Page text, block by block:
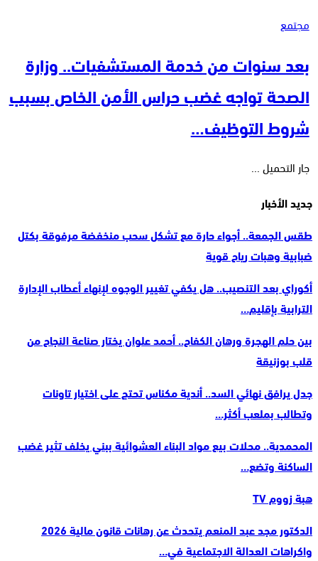
مجتمع
بعد سنوات من خدمة المستشفيات.. وزارة
الصحة تواجه غضب حراس الأمن الخاص بسبب
شروط التوظيف…
جار التحميل ...
جديد الأخبار
طقس الجمعة.. أجواء حارة مع تشكل سحب منخفضة مرفوقة بكتل
ضبابية وهبات رياح قوية
أكوراي بعد التنصيب.. هل يكفي تغيير الوجوه لإنهاء أعطاب الإدارة
الترابية بإقليم…
بين حلم الهجرة ورهان الكفاح.. أحمد علوان يختار صناعة النجاح من
قلب بوزنيقة
جدل يرافق نهائي السد.. أندية مكناس تحتج على اختيار تاونات
وتطالب بملعب أكثر…
المحمدية.. محلات بيع مواد البناء العشوائية ببني يخلف تثير غضب
الساكنة وتضع…
هبة زووم TV
الدكتور مجد عبد المنعم يتحدث عن رهانات قانون مالية 2026
واكراهات العدالة الاجتماعية في…